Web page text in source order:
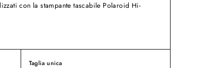
con la stampante tascabile Polaroid Hi-
Taglia unica